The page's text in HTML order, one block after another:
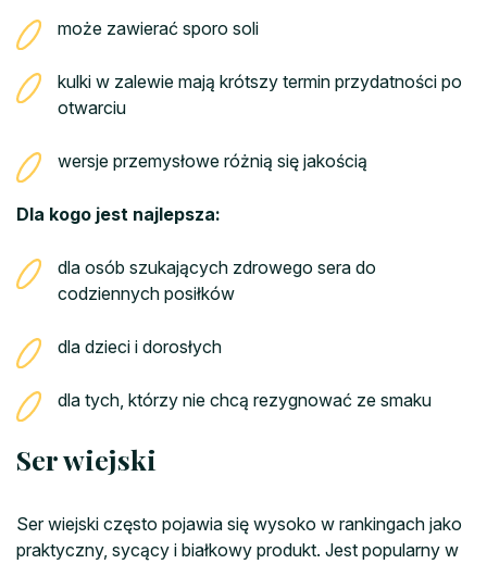
może zawierać sporo soli
kulki w zalewie mają krótszy termin przydatności po
otwarciu
wersje przemysłowe różnią się jakością
Dla kogo jest najlepsza:
dla osób szukających zdrowego sera do
codziennych posiłków
dla dzieci i dorosłych
dla tych, którzy nie chcą rezygnować ze smaku
Ser wiejski
Ser wiejski często pojawia się wysoko w rankingach jako
praktyczny, sycący i białkowy produkt. Jest popularny w